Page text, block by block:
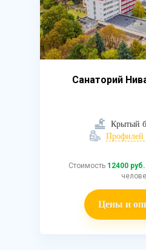
Санаторий
Крытый
Профилей
Стоимость 12400 руб.
Цены и